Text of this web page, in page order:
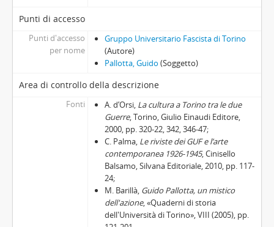
Punti di accesso
Punti d'accesso
per nome
Gruppo Universitario Fascista di Torino
(Autore)
Pallotta, Guido (Soggetto)
Area di controllo della descrizione
Fonti A. d’Orsi, La cultura a Torino tra le due
Guerre, Torino, Giulio Einaudi Editore,
2000, pp. 320-22, 342, 346-47;
C. Palma, Le riviste dei GUF e l’arte
contemporanea 1926-1945, Cinisello
Balsamo, Silvana Editoriale, 2010, pp. 117-
24;
M. Barillà, Guido Pallotta, un mistico
dell'azione, «Quaderni di storia
dell'Università di Torino», VIII (2005), pp.